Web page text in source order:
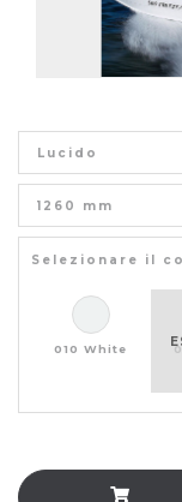
Lucido
1260 mm
Selezionare il
010 White